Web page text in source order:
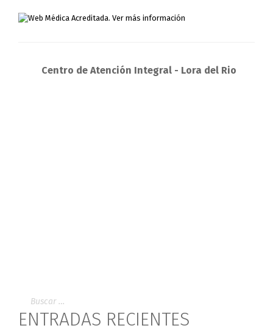
Centro de Atención Integral - Lora del Rio
ENTRADAS RECIENTES